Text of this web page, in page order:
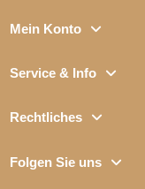
Mein Konto
Service & Info
Rechtliches
Folgen Sie uns